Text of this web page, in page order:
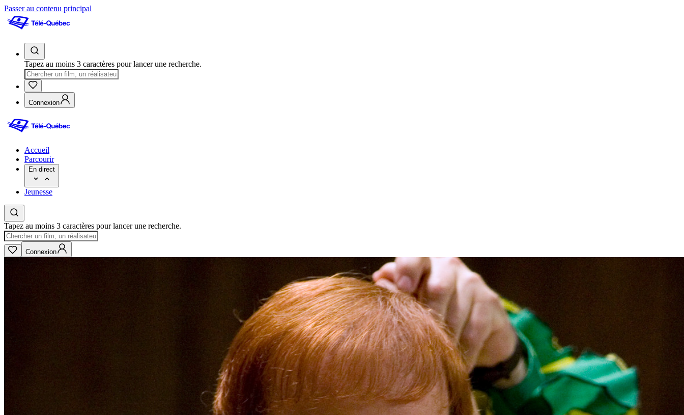
Passer au contenu principal
Tapez au moins 3 caractères pour lancer une recherche.
Connexion
Accueil
Parcourir
En direct
Jeunesse
Tapez au moins 3 caractères pour lancer une recherche.
Connexion